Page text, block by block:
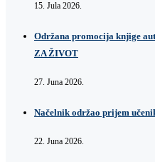
15. Jula 2026.
Održana promocija knjige
ZA ŽIVOT
27. Juna 2026.
Načelnik održao prijem
22. Juna 2026.